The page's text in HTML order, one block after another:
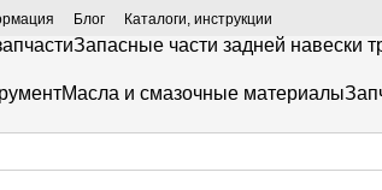
Блог Каталоги, инструкции
Запасные части задней навески
Масла и смазочные материалы